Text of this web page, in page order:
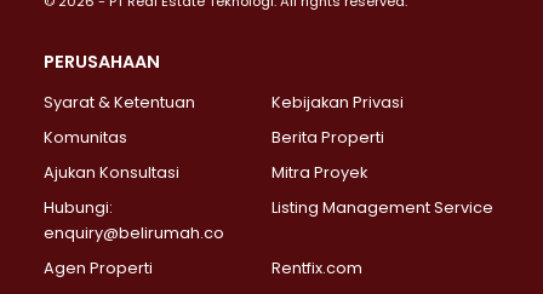
Properti Dijual di Jakarta Selatan >
Properti Dijual di Lebak Bulus >
Properti Dijual di Gandaria Selatan >
Properti Dijual di Pondok Labu >
Properti Dijual di Lenteng Agung >
Properti Dijual di Senayan >
Properti Dijual di Pondok Pinang >
PERUSAHAAN
Syarat & Ketentuan
Kebijakan Privasi
Komunitas
Berita Properti
Ajukan Konsultasi
Mitra Proyek
Hubungi:
enquiry@belirumah.co
Listing Management Service
Agen Properti Rentfix.com